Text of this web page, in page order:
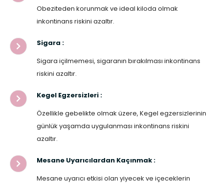
Obeziteden korunmak ve ideal kiloda olmak
inkontinans riskini azaltır.
Sigara :
Sigara içilmemesi, sigaranın bırakılması inkontinans
riskini azaltır.
Kegel Egzersizleri :
Özellikle gebelikte olmak üzere, Kegel egzersizlerinin
günlük yaşamda uygulanması inkontinans riskini
azaltır.
Mesane Uyarıcılardan Kaçınmak :
Mesane uyarıcı etkisi olan yiyecek ve içeceklerin